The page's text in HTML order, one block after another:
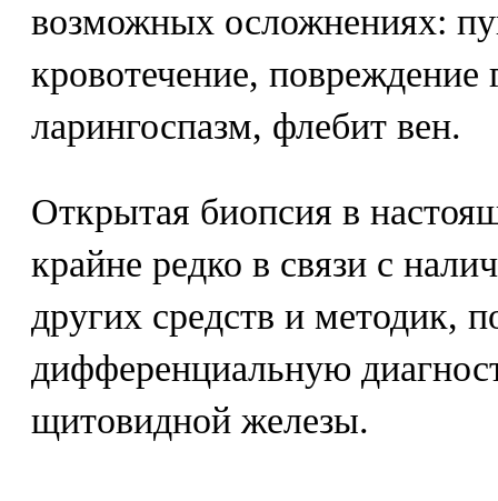
возможных осложнениях:
кровотечение, повреждение
ларингоспазм, флебит вен.
Открытая биопсия в
крайне редко в связи с
других средств и методик,
дифференциальную
щитовидной железы.